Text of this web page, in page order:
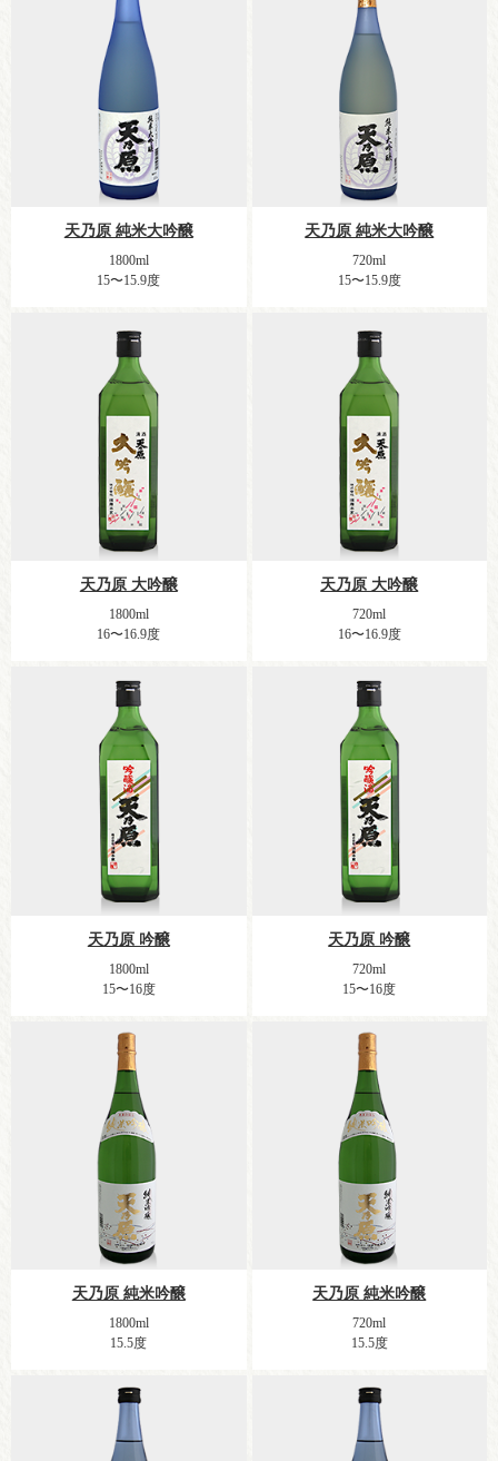
天乃原 純米大吟醸
1800ml
15〜15.9度
天乃原 純米大吟醸
720ml
15〜15.9度
天乃原 大吟醸
1800ml
16〜16.9度
天乃原 大吟醸
720ml
16〜16.9度
天乃原 吟醸
1800ml
15〜16度
天乃原 吟醸
720ml
15〜16度
天乃原 純米吟醸
1800ml
15.5度
天乃原 純米吟醸
720ml
15.5度